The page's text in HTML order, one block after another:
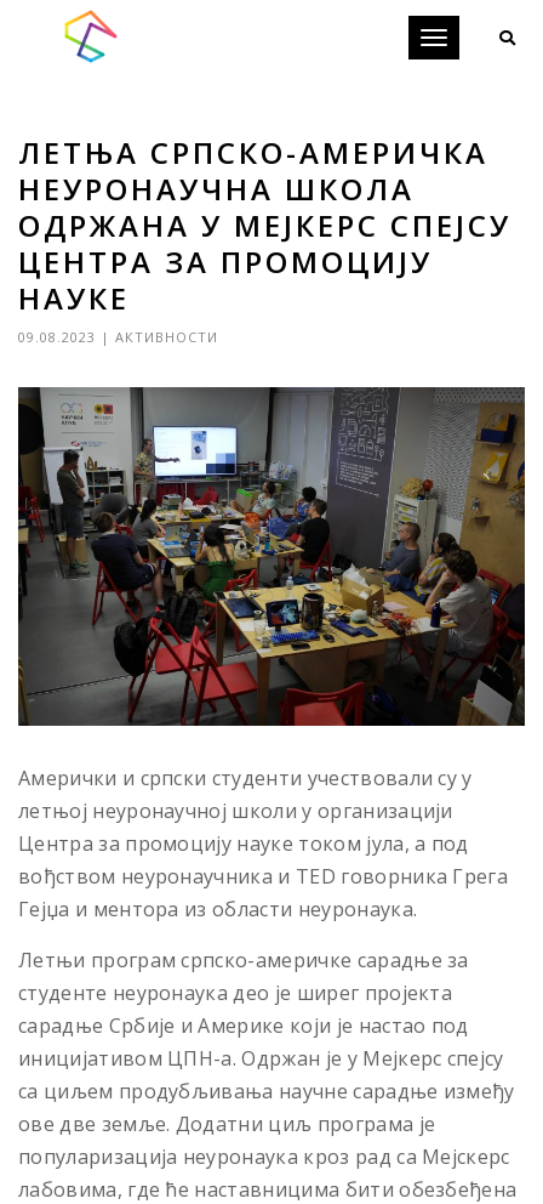
Toggle
ЛЕТЊА СРПСКО-АМЕРИЧКА
НЕУРОНАУЧНА ШКОЛА
ОДРЖАНА У МЕЈКЕРС СПЕЈСУ
ЦЕНТРА ЗА ПРОМОЦИЈУ
НАУКЕ
09.08.2023 | АКТИВНОСТИ
Амерички и српски студенти учествовали су у
летњој неуронаучној школи у организацији
Центра за промоцију науке током јула, а под
вођством неуронаучника и TED говорника Грега
Гејџа и ментора из области неуронаука.
Летњи програм српско-америчке сарадње за
студенте неуронаука део је ширег пројекта
сарадње Србије и Америке који је настао под
иницијативом ЦПН-а. Одржан је у Мејкерс спејсу
са циљем продубљивања научне сарадње између
ове две земље. Додатни циљ програма је
популаризација неуронаука кроз рад са Мејскерс
лабовима, где ће наставницима бити обезбеђена